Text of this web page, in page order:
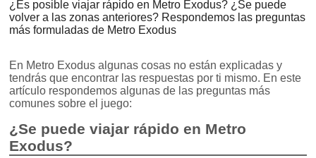
¿Es posible viajar rápido en Metro Exodus? ¿Se puede
volver a las zonas anteriores? Respondemos las preguntas
más formuladas de Metro Exodus
En Metro Exodus algunas cosas no están explicadas y
tendrás que encontrar las respuestas por ti mismo. En este
artículo respondemos algunas de las preguntas más
comunes sobre el juego:
¿Se puede viajar rápido en Metro
Exodus?